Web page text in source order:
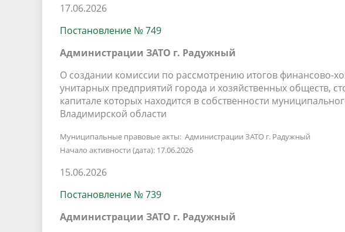
17.06.2026
Постановление № 749
Администрации ЗАТО г. Радужный
О создании комиссии по рассмотрению итогов финансово-
унитарных предприятий города и хозяйственных обществ,
капитале которых находится в собственности
Владимирской области
Муниципальные правовые акты: Администрации ЗАТО г. Радужный
Начало активности (дата): 17.06.2026
15.06.2026
Постановление № 739
Администрации ЗАТО г. Радужный